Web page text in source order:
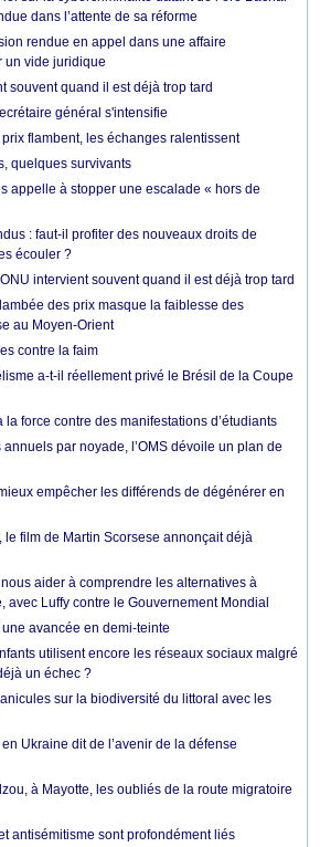
dans l’attente de sa réforme
rendue en appel dans une affaire
un vide juridique
souvent quand il est déjà trop tard
général s'intensifie
flambent, les échanges ralentissent
quelques survivants
appelle à stopper une escalade « hors de
: faut-il profiter des nouveaux droits de
écouler ?
intervient souvent quand il est déjà trop tard
des prix masque la faiblesse des
au Moyen-Orient
contre la faim
a-t-il réellement privé le Brésil de la Coupe
la force contre des manifestations d’étudiants
par noyade, l’OMS dévoile un plan de
empêcher les différends de dégénérer en
le film de Martin Scorsese annonçait déjà
aider à comprendre les alternatives à
avec Luffy contre le Gouvernement Mondial
avancée en demi-teinte
utilisent encore les réseaux sociaux malgré
un échec ?
sur la biodiversité du littoral avec les
Ukraine dit de l’avenir de la défense
à Mayotte, les oubliés de la route migratoire
antisémitisme sont profondément liés